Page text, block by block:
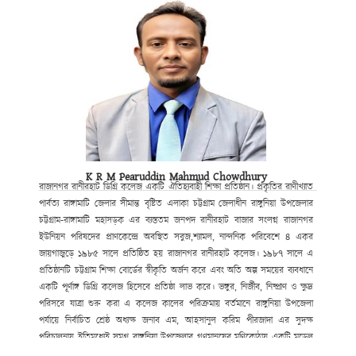
K R M Pearuddin Mahmud Chowdhury
রাজানগর রানীরহাট ডিগ্রি কলেজ একটি ঐতিহ্যবাহী শিক্ষা প্রতিষ্ঠান। প্রকৃতির রাণীখ্যাত
পার্বত্য রাঙ্গামাটি জেলার সীমান্ত বৃষ্টিত এলাকা চট্টগ্রাম জেলাধীন রাঙ্গুনিয়া উপজেলার
চট্টগ্রাম-রাঙ্গামাটি মহাসড়ক এর ব্যস্ততম জনপদ রানীরহাট বাজার সংলগ্ন রাজানগর
ইউনিয়ন পরিষদের প্রাণকেন্দ্রে অবস্থিত সবুজ,শ্যামল, নান্দনিক পরিবেশে ৪ একর
জায়গাজুড়ে ১৯৮৫ সালে প্রতিষ্ঠিত হয় রাজানগর রানীরহাট কলেজ। ১৯৮৭ সালে এ
প্রতিষ্ঠানটি চট্টগ্রাম শিক্ষা বোর্ডের স্বীকৃতি অর্জন করে এবং অতি অল্প সময়ের ব্যবধানে
একটি পূর্ণাঙ্গ ডিগ্রি কলেজ হিসেবে প্রতিষ্ঠা লাভ করে। ভঙ্গুর, নির্জীব, নিষ্প্রাণ ও ক্ষুদ্র
পরিসরে যাত্রা শুরু করা এ কলেজ কালের পরিক্রমায় বর্তমানে রাঙ্গুনিয়া উপজেলা
পর্যায়ে নির্বাচিত শ্রেষ্ঠ অধ্যক্ষ জনাব এম, আহসানুল করিম পীরজাদা এর সুদক্ষ
পরিচালনায় ইতিমধ্যেই সমগ্র রাঙ্গুনিয়া উপজেলার গণমানুষের মণিকোঠায় একটি মডেল